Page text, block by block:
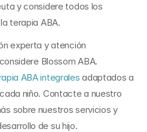
y considere todos los
terapia ABA.
experta y atención
Blossom ABA.
ABA integrales adaptados a
niño. Contacte a nuestro
sobre nuestros servicios y
de su hijo.